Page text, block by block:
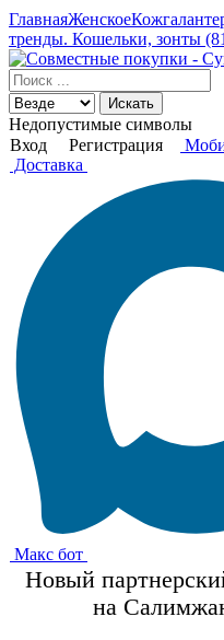
ГлавнаяЖенское
тренды. Кошельки, зонты
Искать
Недопустимые символы
Вход
Регистрация
Доставка
Макс бот
Новый
на